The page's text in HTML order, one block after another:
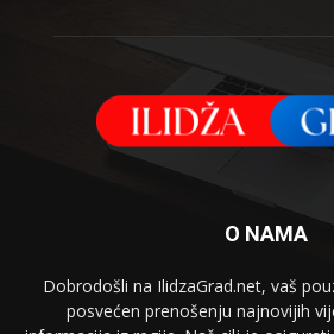
O NAMA
Dobrodošli na IlidzaGrad.net, vaš
posvećen prenošenju najnovijih